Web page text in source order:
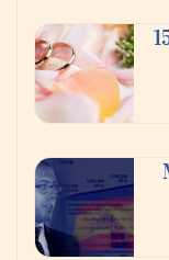
mundo elige
escogen
compromiso
agosto